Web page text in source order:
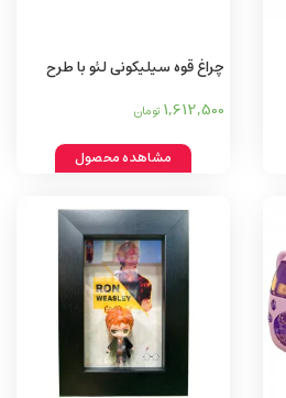
چراغ قوه سیلیکونی لئو با طرح
1,612,500 تومان
مشاهده محصول